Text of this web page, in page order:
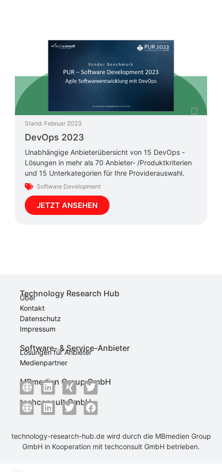
Stand: Februar 2023
DevOps 2023
Unabhängige Anbieterübersicht von 15 DevOps -
Lösungen in mehr als 70 Anbieter- /Produktkriterien
und 15 Unterkategorien für Ihre Providerauswahl.
Software Development
JETZT ANSEHEN
Technology Research Hub
Über
Kontakt
Datenschutz
Impressum
Software- & Service-Anbieter
Lösungen für Anbieter
Medienpartner
MBmedien Group GmbH
techconsult GmbH
technology-research-hub.de wird durch die MBmedien Group
GmbH in Kooperation mit techconsult GmbH betrieben.